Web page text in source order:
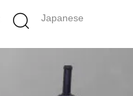
Japanese